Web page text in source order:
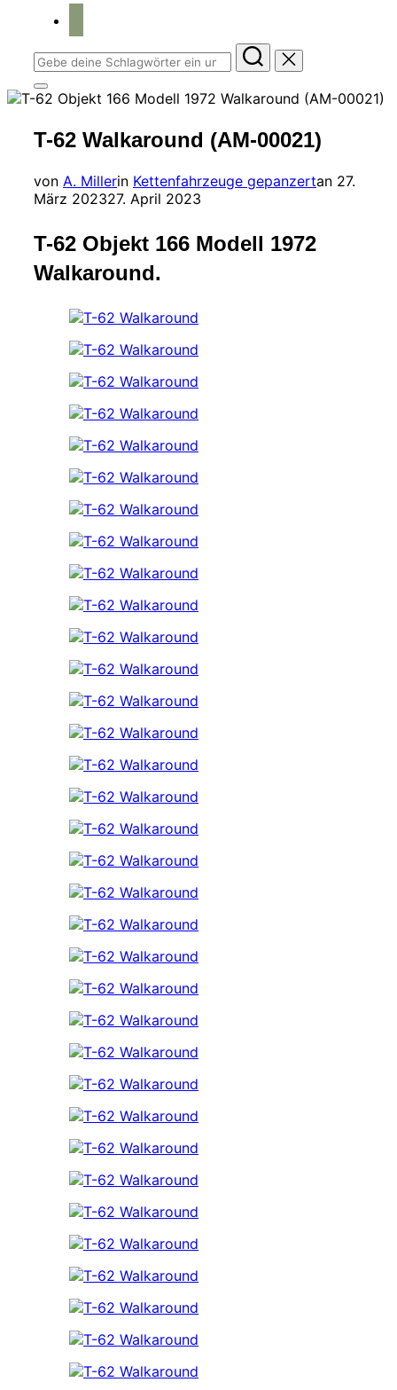
Suchen
nach:
Seitenleiste
&
umschalten
T-62 Walkaround (AM-00021)
von A. Millerin Kettenfahrzeuge gepanzertan 27.
März 202327. April 2023
T-62 Objekt 166 Modell 1972
Walkaround.